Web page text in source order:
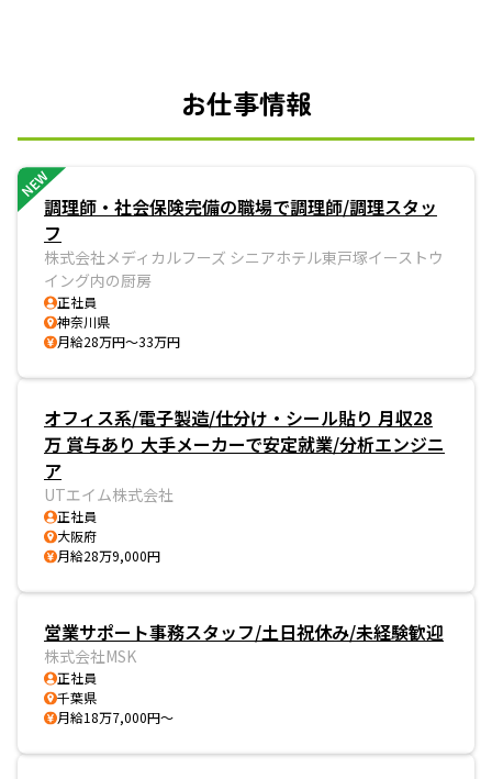
お仕事情報
NEW
調理師・社会保険完備の職場で調理師/調理スタッ
フ
株式会社メディカルフーズ シニアホテル東戸塚イーストウ
イング内の厨房
正社員
神奈川県
月給28万円～33万円
オフィス系/電子製造/仕分け・シール貼り 月収28
万 賞与あり 大手メーカーで安定就業/分析エンジニ
ア
UTエイム株式会社
正社員
大阪府
月給28万9,000円
営業サポート事務スタッフ/土日祝休み/未経験歓迎
株式会社MSK
正社員
千葉県
月給18万7,000円～